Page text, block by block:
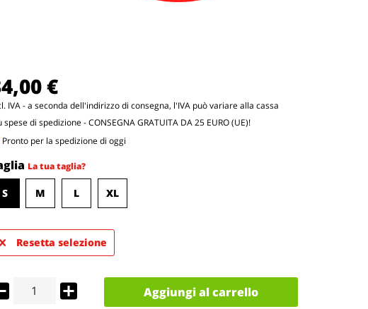
€
IVA - a seconda dell'indirizzo di consegna, l'IVA può variare alla cassa
spese di spedizione- CONSEGNA GRATUITA DA 25 EURO (UE)!
Pronto per la spedizione di oggi
La tua taglia?
S M L XL
Resetta selezione
Aggiungi al carrello